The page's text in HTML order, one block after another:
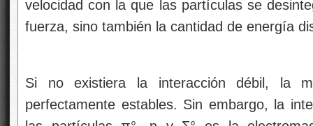
Si la vida de una partícula es tan corta
partícula con un diapasón que vibra en un
fricción” que tiende a eliminar este modo